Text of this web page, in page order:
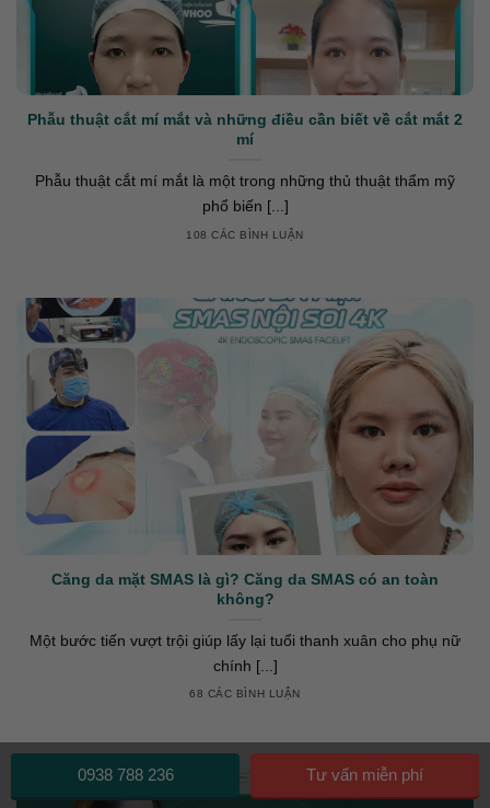
Phẫu thuật cắt mí mắt và những điều cần biết về cắt mắt 2
mí
Phẫu thuật cắt mí mắt là một trong những thủ thuật thẩm mỹ
phổ biến [...]
108 CÁC BÌNH LUẬN
Căng da mặt SMAS là gì? Căng da SMAS có an toàn
không?
Một bước tiến vượt trội giúp lấy lại tuổi thanh xuân cho phụ nữ
chính [...]
68 CÁC BÌNH LUẬN
0938 788 236 Tư vấn miễn phí